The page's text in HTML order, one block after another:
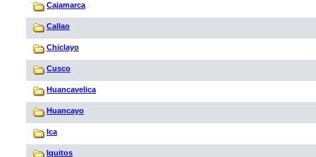
Cajamarca
Callao
Chiclayo
Cusco
Huancavelica
Huancayo
Ica
Iquitos